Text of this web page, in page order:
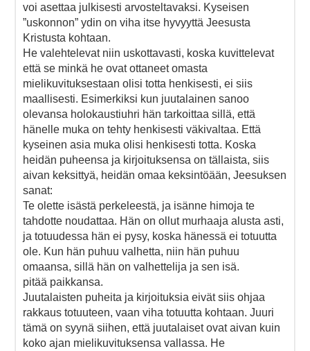
voi asettaa julkisesti arvosteltavaksi. Kyseisen
”uskonnon” ydin on viha itse hyvyyttä Jeesusta
Kristusta kohtaan.
He valehtelevat niin uskottavasti, koska kuvittelevat
että se minkä he ovat ottaneet omasta
mielikuvituksestaan olisi totta henkisesti, ei siis
maallisesti. Esimerkiksi kun juutalainen sanoo
olevansa holokaustiuhri hän tarkoittaa sillä, että
hänelle muka on tehty henkisesti väkivaltaa. Että
kyseinen asia muka olisi henkisesti totta. Koska
heidän puheensa ja kirjoituksensa on tällaista, siis
aivan keksittyä, heidän omaa keksintöään, Jeesuksen
sanat:
Te olette isästä perkeleestä, ja isänne himoja te
tahdotte noudattaa. Hän on ollut murhaaja alusta asti,
ja totuudessa hän ei pysy, koska hänessä ei totuutta
ole. Kun hän puhuu valhetta, niin hän puhuu
omaansa, sillä hän on valhettelija ja sen isä.
pitää paikkansa.
Juutalaisten puheita ja kirjoituksia eivät siis ohjaa
rakkaus totuuteen, vaan viha totuutta kohtaan. Juuri
tämä on syynä siihen, että juutalaiset ovat aivan kuin
koko ajan mielikuvituksensa vallassa. He